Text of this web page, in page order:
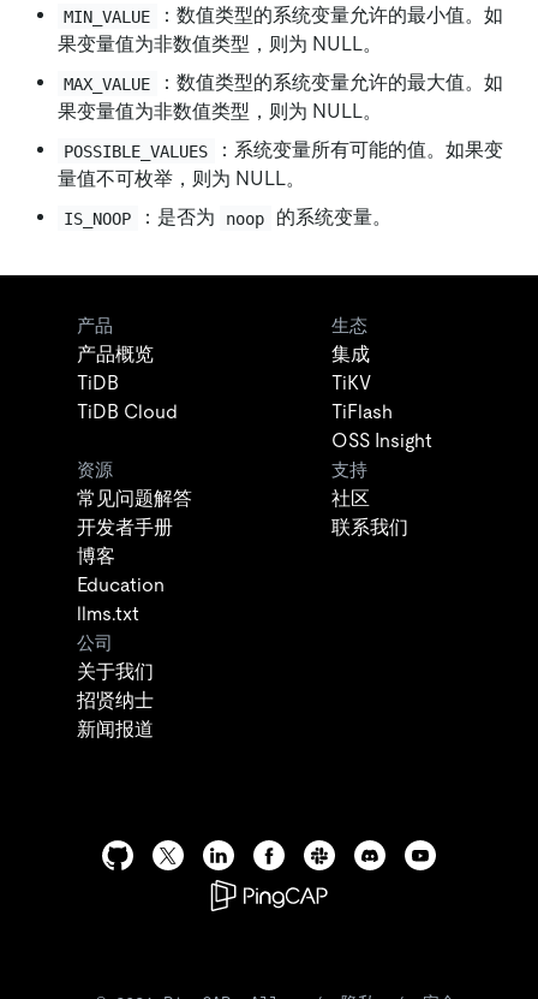
MIN_VALUE
：数值类型的系统变量允许的最小值。如
果变量值为非数值类型，则为 NULL。
MAX_VALUE
：数值类型的系统变量允许的最大值。如
果变量值为非数值类型，则为 NULL。
POSSIBLE_VALUES
：系统变量所有可能的值。如果变
量值不可枚举，则为 NULL。
IS_NOOP ：是否为 noop 的系统变量。
产品
产品概览
TiDB
TiDB Cloud
生态
集成
TiKV
TiFlash
OSS Insight
资源
常见问题解答
开发者手册
博客
Education
llms.txt
支持
社区
联系我们
公司
关于我们
招贤纳士
新闻报道